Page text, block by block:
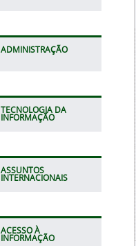
ADMINISTRAÇÃO
TECNOLOGIA DA
INFORMAÇÃO
ASSUNTOS
INTERNACIONAIS
ACESSO À
INFORMAÇÃO